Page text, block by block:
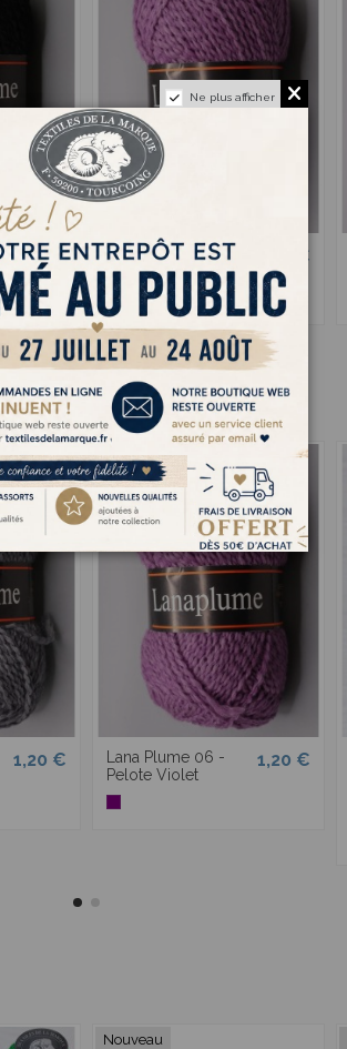
1,20 €
Lana Plume 06 -
Pelote Violet
1,20 €
1,20 €
Lana Plume 06 -
Pelote Violet
1,20 €
Nouveau
Ne plus afficher